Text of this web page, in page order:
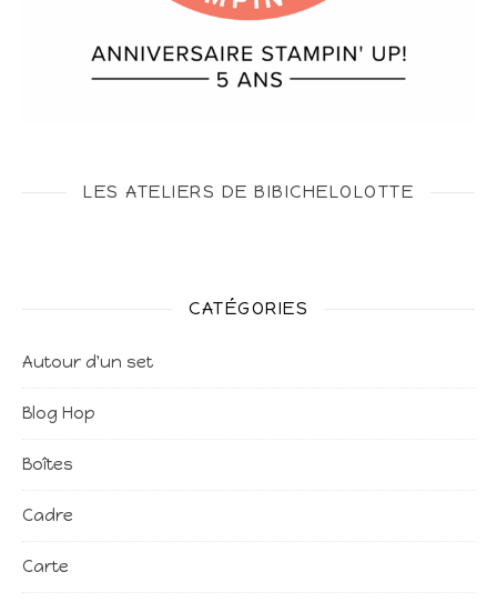
LES ATELIERS DE BIBICHELOLOTTE
CATÉGORIES
Autour d'un set
Blog Hop
Boîtes
Cadre
Carte